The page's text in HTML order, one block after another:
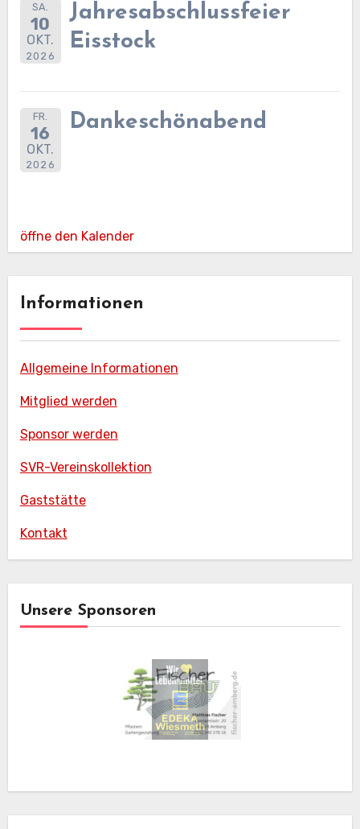
SA.
10
OKT.
2026
Jahresabschlussfeier
Eisstock
FR.
16
OKT.
2026
Dankeschönabend
öffne den Kalender
Informationen
Allgemeine Informationen
Mitglied werden
Sponsor werden
SVR-Vereinskollektion
Gaststätte
Kontakt
Unsere Sponsoren